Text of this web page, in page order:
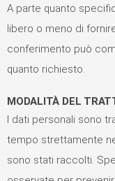
A parte quanto
libero o meno di
conferimento può
quanto richiesto.
MODALITÀ DEL
I dati personali sono
tempo strettamente
sono stati raccolti.